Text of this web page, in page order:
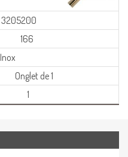
3205200
166
Inox
Onglet de 1
1